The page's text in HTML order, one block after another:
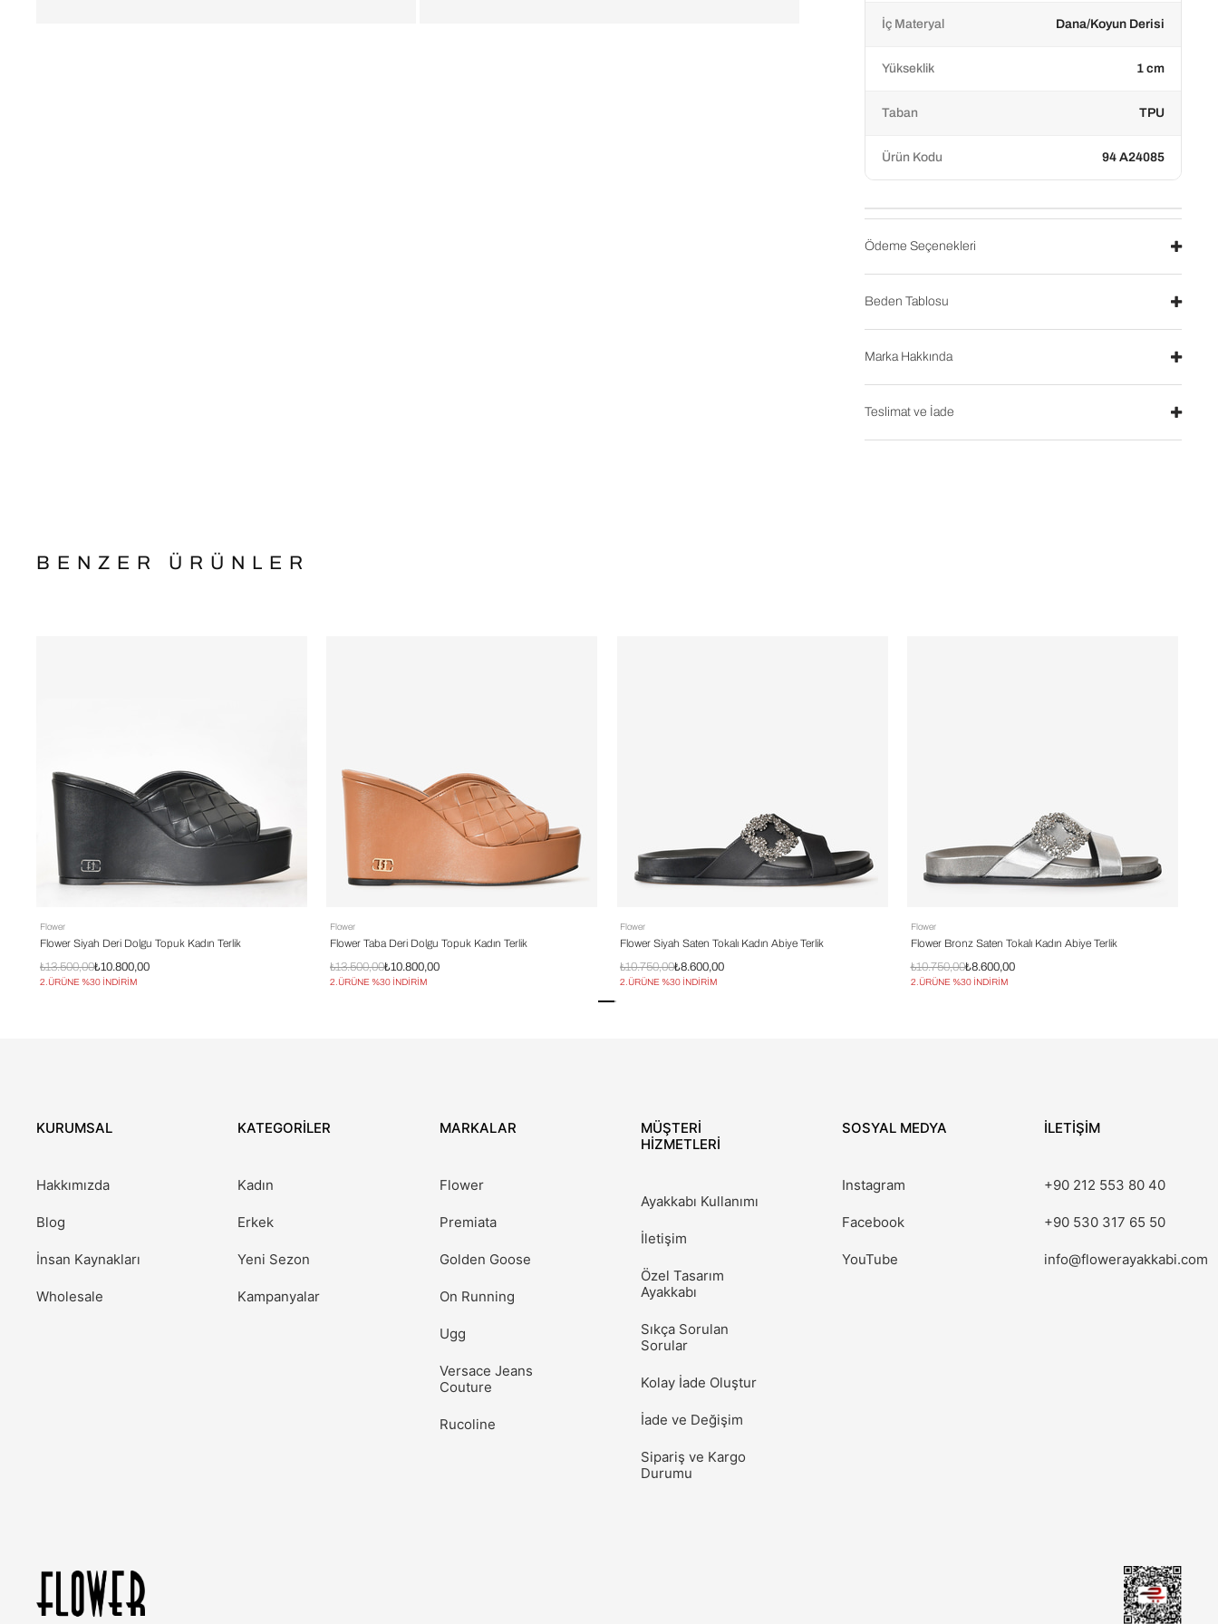
İç Materyal Dana/Koyun Derisi
Yükseklik 1 cm
Taban TPU
Ürün Kodu 94 A24085
Ödeme Seçenekleri
Beden Tablosu
Marka Hakkında
Teslimat ve İade
BENZER ÜRÜNLER
Flower
Flower Siyah Deri Dolgu Topuk Kadın Terlik
₺10.800,00
₺13.500,00
2.ÜRÜNE %30 İNDİRİM
Flower
Flower Taba Deri Dolgu Topuk Kadın Terlik
₺10.800,00
₺13.500,00
2.ÜRÜNE %30 İNDİRİM
Flower
Flower Siyah Saten Tokalı Kadın Abiye Terlik
₺8.600,00
₺10.750,00
2.ÜRÜNE %30 İNDİRİM
Flower
Flower Bronz Saten Tokalı Kadın Abiye Terlik
₺8.600,00
₺10.750,00
2.ÜRÜNE %30 İNDİRİM
KURUMSAL
Hakkımızda
Blog
İnsan Kaynakları
Wholesale
KATEGORİLER
Kadın
Erkek
Yeni Sezon
Kampanyalar
MARKALAR
Flower
Premiata
Golden Goose
On Running
Ugg
Versace Jeans
Couture
Rucoline
MÜŞTERİ
HİZMETLERİ
Ayakkabı Kullanımı
İletişim
Özel Tasarım
Ayakkabı
Sıkça Sorulan
Sorular
Kolay İade Oluştur
İade ve Değişim
Sipariş ve Kargo
Durumu
SOSYAL MEDYA
Instagram
Facebook
YouTube
İLETİŞİM
+90 212 553 80 40
+90 530 317 65 50
info@flowerayakkabi.com